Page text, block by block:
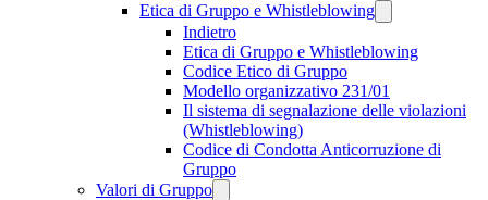
Etica di Gruppo e Whistleblowing
Indietro
Etica di Gruppo e Whistleblowing
Codice Etico di Gruppo
Modello organizzativo 231/01
Il sistema di segnalazione delle violazioni
(Whistleblowing)
Codice di Condotta Anticorruzione di
Gruppo
Valori di Gruppo